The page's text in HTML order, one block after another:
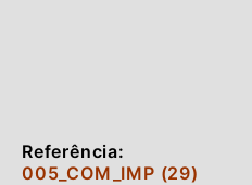
Referência:
005_COM_IMP (29)